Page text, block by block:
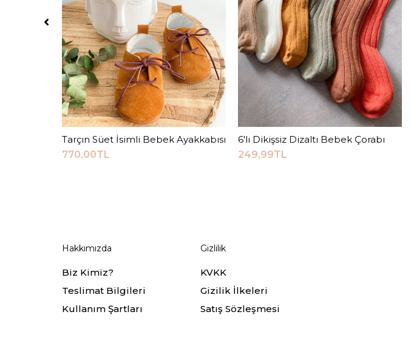
Sepete Ekle
Tarçın Süet İsimli Bebek Ayakkabısı
770,00TL
Sepete Ekle
6'lı Dikişsiz Dizaltı Bebek Çorabı
249,99TL
Hakkımızda
Biz Kimiz?
Teslimat Bilgileri
Kullanım Şartları
Gizlilik
KVKK
Gizilik İlkeleri
Satış Sözleşmesi